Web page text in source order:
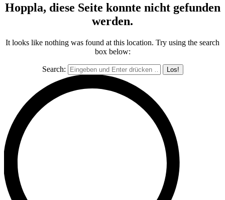
Hoppla, diese Seite konnte nicht gefunden
werden.
It looks like nothing was found at this location. Try using the search
box below:
Search: